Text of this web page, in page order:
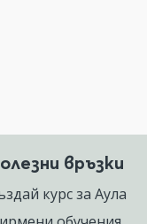
връзки
курс за Аула